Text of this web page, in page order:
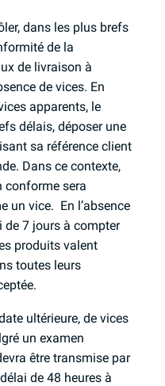
dans les plus brefs
de la
de livraison à
de vices. En
apparents, le
délais, déposer une
sa référence client
Dans ce contexte,
conforme sera
un vice. En l’absence
de 7 jours à compter
produits valent
toutes leurs
ultérieure, de vices
un examen
être transmise par
de 48 heures à